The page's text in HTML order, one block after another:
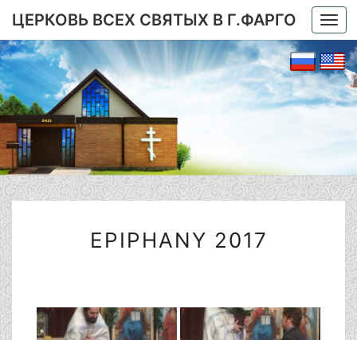
ЦЕРКОВЬ ВСЕХ СВЯТЫХ В Г.ФАРГО
2017
EPIPHANY 2017